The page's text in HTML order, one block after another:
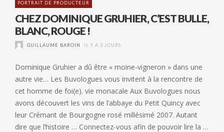
PORTRAIT DE PRODUCTEUR
CHEZ DOMINIQUE GRUHIER, C’EST BULLE,
BLANC, ROUGE !
GUILLAUME BAROIN IL Y A 2 JOURS
Dominique Gruhier a dû être « moine-vigneron » dans une
autre vie… Les Buvologues vous invitent à la rencontre de
cet homme de foi(e). vie monacale Aux Buvologues nous
avons découvert les vins de l’abbaye du Petit Quincy avec
leur Crémant de Bourgogne rosé millésimé 2007. Autant
dire que l’histoire … Connectez-vous afin de pouvoir lire la …